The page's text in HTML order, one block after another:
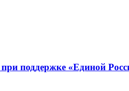
поддержке «Единой